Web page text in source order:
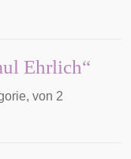
Ehrlich“
von 2